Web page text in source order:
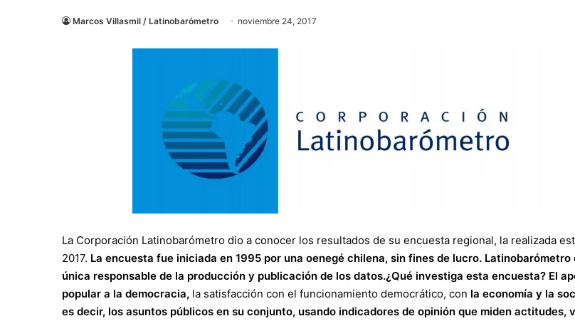
Marcos Villasmil / Latinobarómetro noviembre 24, 2017
La Corporación Latinobarómetro dio a conocer los resultados de su encuesta regional, la realizada
2017. La encuesta fue iniciada en 1995 por una oenegé chilena, sin fines de lucro. Latinobarómetro
única responsable de la producción y publicación de los datos.¿Qué investiga esta encuesta? El
popular a la democracia, la satisfacción con el funcionamiento democrático, con la economía y la
es decir, los asuntos públicos en su conjunto, usando indicadores de opinión que miden actitudes,